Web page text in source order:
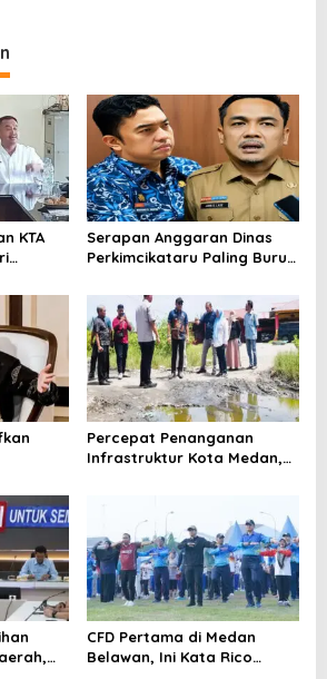
KTA
Serapan Anggaran Dinas
Perkimcikataru Paling Buruk,
Dievaluasi
Percepat Penanganan
Infrastruktur Kota Medan,
CFD Pertama di Medan
Belawan, Ini Kata Rico